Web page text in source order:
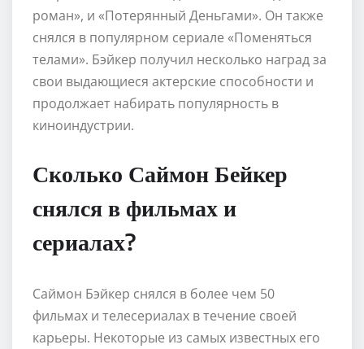
роман», и «Потерянный Деньгами». Он также
снялся в популярном сериале «Поменяться
телами». Бэйкер получил несколько наград за
свои выдающиеся актерские способности и
продолжает набирать популярность в
киноиндустрии.
Сколько Саймон Бейкер
снялся в фильмах и
сериалах?
Саймон Бэйкер снялся в более чем 50
фильмах и телесериалах в течение своей
карьеры. Некоторые из самых известных его